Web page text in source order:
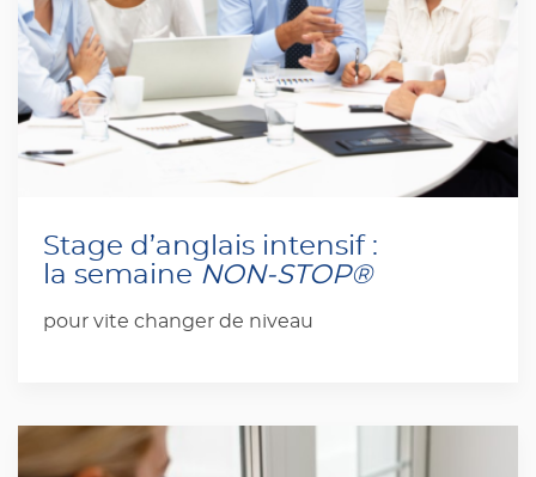
Stage d’anglais intensif :
la semaine NON-STOP®
pour vite changer de niveau